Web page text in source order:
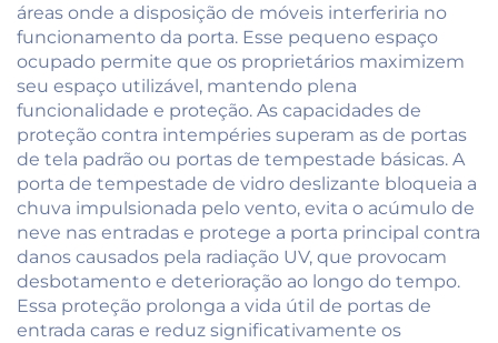
áreas onde a disposição de móveis interferiria no
funcionamento da porta. Esse pequeno espaço
ocupado permite que os proprietários maximizem
seu espaço utilizável, mantendo plena
funcionalidade e proteção. As capacidades de
proteção contra intempéries superam as de portas
de tela padrão ou portas de tempestade básicas. A
porta de tempestade de vidro deslizante bloqueia a
chuva impulsionada pelo vento, evita o acúmulo de
neve nas entradas e protege a porta principal contra
danos causados pela radiação UV, que provocam
desbotamento e deterioração ao longo do tempo.
Essa proteção prolonga a vida útil de portas de
entrada caras e reduz significativamente os